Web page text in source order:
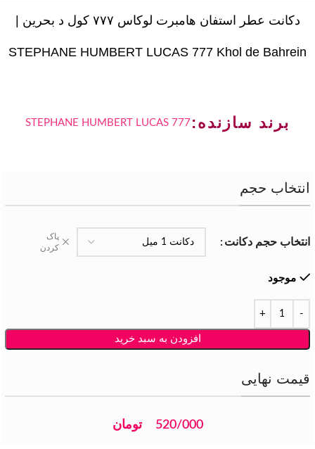
دکانت عطر استفان هامبرت لوکاس ۷۷۷ کول د بحرین |
STEPHANE HUMBERT LUCAS 777 Khol de Bahrein
برند سازنده: STEPHANE HUMBERT LUCAS 777
انتخاب حجم
انتخاب حجم دکانت
پاک
کردن
موجود
افزودن به سبد خرید
قیمت نهایی
520/000 تومان